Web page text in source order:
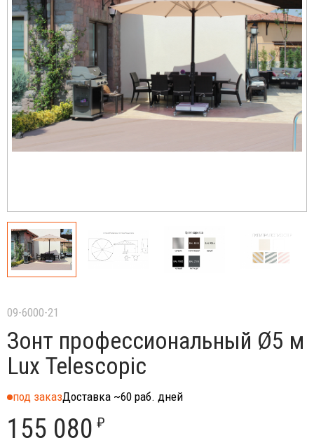
09-6000-21
Зонт профессиональный Ø5 м
Lux Telescopic
под заказДоставка ~60 раб. дней
155 080 ₽